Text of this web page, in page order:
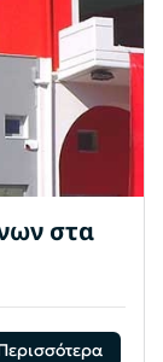
στα